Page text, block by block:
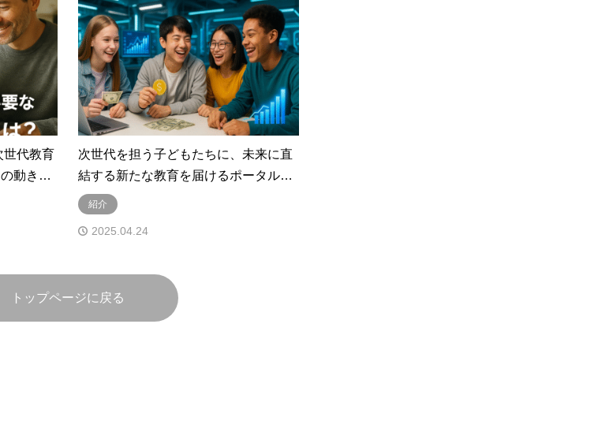
世代教育
の動き…
次世代を担う子どもたちに、未来に直
結する新たな教育を届けるポータル…
紹介
2025.04.24
トップページに戻る